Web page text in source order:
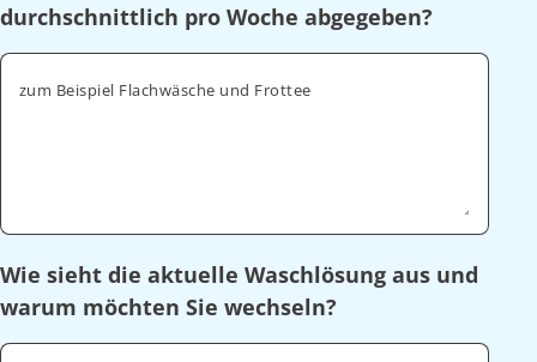
durchschnittlich pro Woche abgegeben?
zum Beispiel Flachwäsche und Frottee
Wie sieht die aktuelle Waschlösung aus und
warum möchten Sie wechseln?